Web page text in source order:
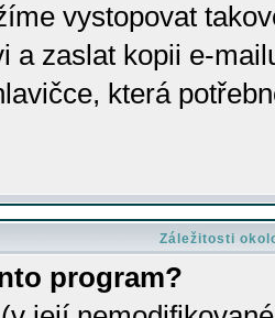
vystopovat
a zaslat kopii e-
která
Záležitosti
program?